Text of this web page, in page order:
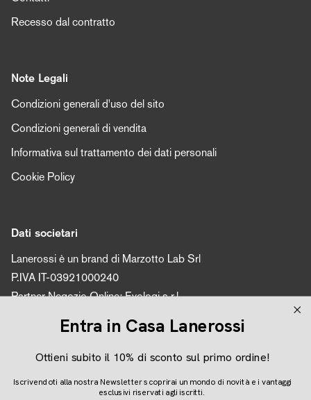
Recesso dal contratto
Note Legali
Condizioni generali d'uso del sito
Condizioni generali di vendita
Informativa sul trattamento dei dati personali
Cookie Policy
Dati societari
Lanerossi è un brand di Marzotto Lab Srl
P.IVA IT-03921000240
Partner Negozio Online: Evologi s.r.l.
Seguici
Entra in Casa Lanerossi
Ottieni subito il 10% di sconto sul primo ordine!
Iscrivendoti alla nostra Newsletter scoprirai un mondo di novità e i vantaggi
esclusivi riservati agli iscritti.